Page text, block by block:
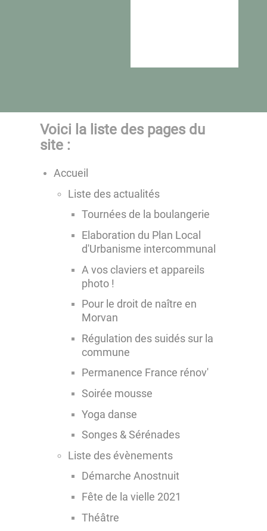
Voici la liste des pages du
site :
Accueil
Liste des actualités
Tournées de la boulangerie
Elaboration du Plan Local
d'Urbanisme intercommunal
A vos claviers et appareils
photo !
Pour le droit de naître en
Morvan
Régulation des suidés sur la
commune
Permanence France rénov'
Soirée mousse
Yoga danse
Songes & Sérénades
Liste des évènements
Démarche Anostnuit
Fête de la vielle 2021
Théâtre